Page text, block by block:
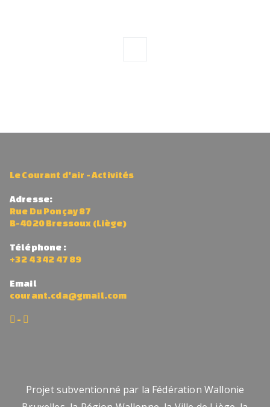
Le Courant d'air - Activités
Adresse:
Rue Du Ponçay 87
B-4020 Bressoux (Liège)
Téléphone :
+32 4 342 47 89
Email
courant.cda@gmail.com
-
Projet subventionné par la Fédération Wallonie